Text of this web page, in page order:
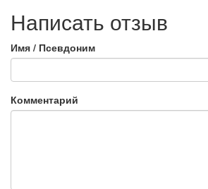
Написать отзыв
Имя / Псевдоним
Комментарий